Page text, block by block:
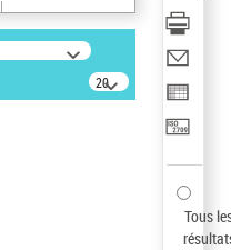
20
résultats/page
Tous